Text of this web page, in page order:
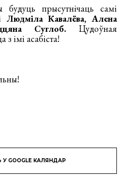
прысутнічаць самі
Людміла Кавалёва, Алена
Суглоб. Цудоўная
з імі асабіста!
GOOGLE КАЛЯНДАР